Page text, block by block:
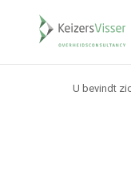
U bevindt